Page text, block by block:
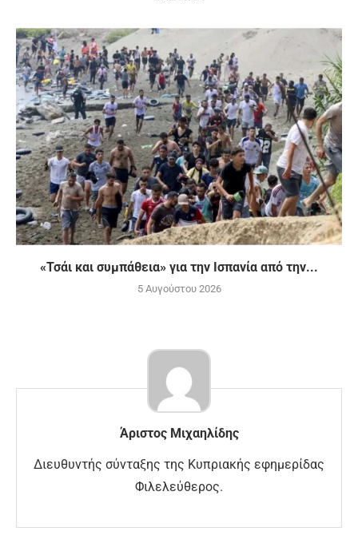
«Τσάι και συμπάθεια» για την Ισπανία από την...
5 Αυγούστου 2026
Άριστος Μιχαηλίδης
Διευθυντής σύνταξης της Κυπριακής εφημερίδας
Φιλελεύθερος.